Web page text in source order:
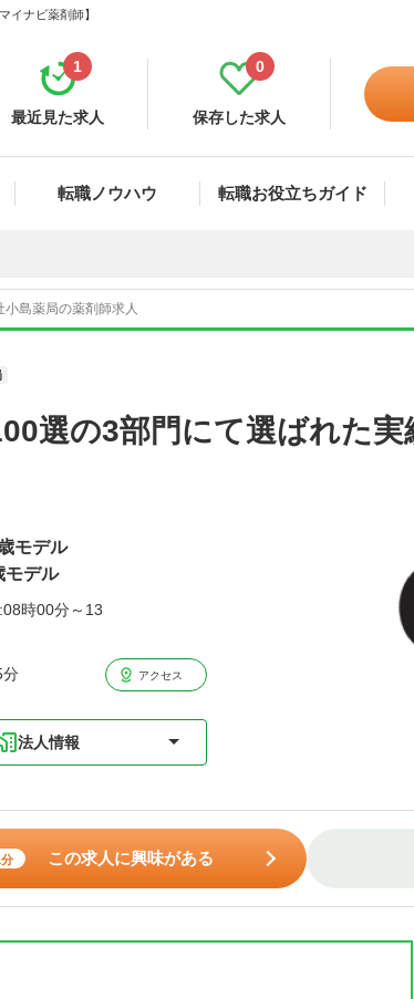
ナビ薬剤師】
最近見た求人
1
保存した求人
0
転職ノウハウ 転職お役立ちガイド
島薬局の薬剤師求人
選の3部門にて選ばれた
モデル
モデル
時00分～13
分 アクセス
法人情報
この求人に興味がある